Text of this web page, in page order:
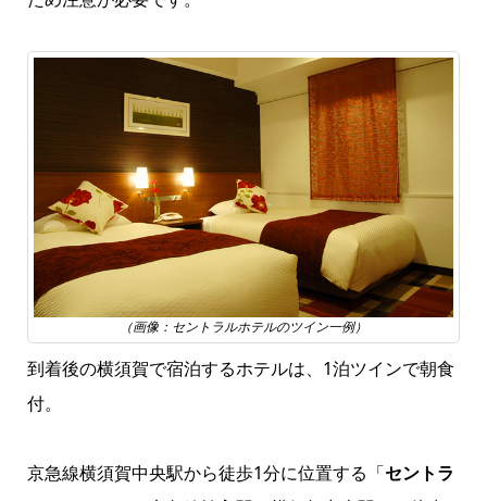
（画像：セントラルホテルのツイン一例）
到着後の横須賀で宿泊するホテルは、1泊ツインで朝食
付。
京急線横須賀中央駅から徒歩1分に位置する「セントラ